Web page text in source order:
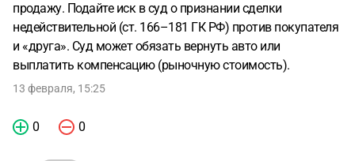
продажу. Подайте иск в суд о признании сделки
недействительной (ст. 166–181 ГК РФ) против покупателя
и «друга». Суд может обязать вернуть авто или
выплатить компенсацию (рыночную стоимость).
13 февраля, 15:25
0 0